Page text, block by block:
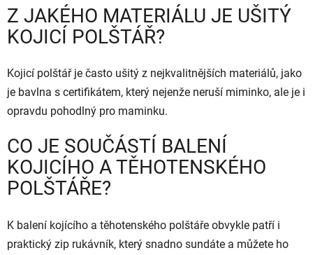
Z JAKÉHO MATERIÁLU JE UŠITÝ
KOJICÍ POLŠTÁŘ?
Kojicí polštář je často ušitý z nejkvalitnějších materiálů, jako
je bavlna s certifikátem, který nejenže neruší miminko, ale je i
opravdu pohodlný pro maminku.
CO JE SOUČÁSTÍ BALENÍ
KOJICÍHO A TĚHOTENSKÉHO
POLŠTÁŘE?
K balení kojícího a těhotenského polštáře obvykle patří i
praktický zip rukávník, který snadno sundáte a můžete ho